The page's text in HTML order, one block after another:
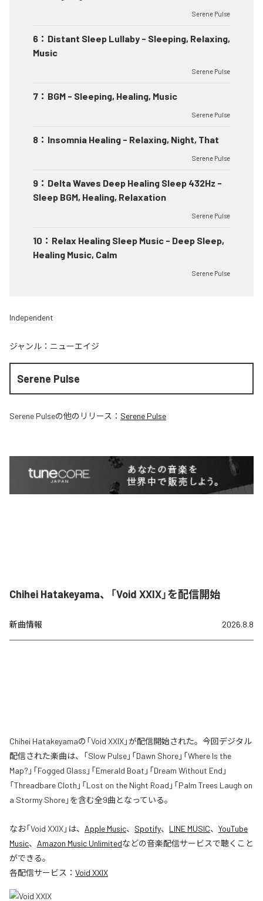
Serene Pulse
6 ： Distant Sleep Lullaby - Sleeping, Relaxing,
Music
Serene Pulse
7 ： BGM - Sleeping, Healing, Music
Serene Pulse
8 ： Insomnia Healing - Relaxing, Night, That
Serene Pulse
9 ： Delta Waves Deep Healing Sleep 432Hz -
Sleep BGM, Healing, Relaxation
Serene Pulse
10 ： Relax Healing Sleep Music - Deep Sleep,
Healing Music, Calm
Serene Pulse
Independent
ジャンル： ニューエイジ
Serene Pulse
Serene Pulseの他のリリース： Serene Pulse
Chihei Hatakeyama、「Void XXIX」を配信開始
新曲情報 2026.8.8
Chihei Hatakeyamaの「Void XXIX」が配信開始された。今回デジタル
配信された楽曲は、「Slow Pulse」「Dawn Shore」「Where Is the
Map?」「Fogged Glass」「Emerald Boat」「Dream Without End」
「Threadbare Cloth」「Lost on the Night Road」「Palm Trees Laugh on
a Stormy Shore」を含む全9曲となっている。
なお「Void XXIX」は、 Apple Music、 Spotify、 LINE MUSIC、 YouTube
Music、 Amazon Music Unlimitedなどの音楽配信サービスで聴くこと
ができる。
各配信サービス： Void XXIX